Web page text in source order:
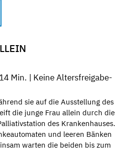
Min. | Keine Altersfreigabe-
sie auf die Ausstellung des
die junge Frau allein durch die
des Krankenhauses.
und leeren Bänken
warten die beiden bis zum